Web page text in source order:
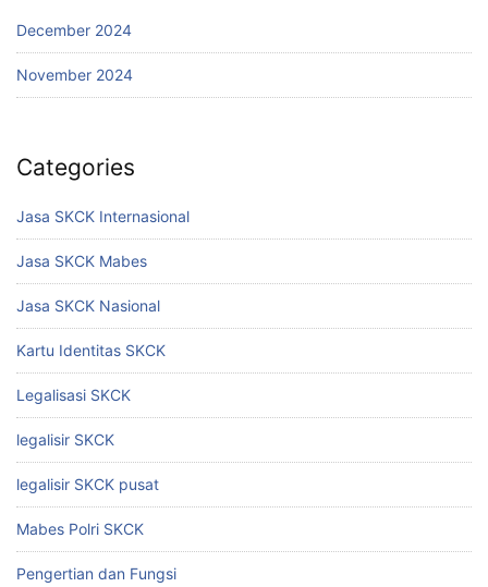
December 2024
November 2024
Categories
Jasa SKCK Internasional
Jasa SKCK Mabes
Jasa SKCK Nasional
Kartu Identitas SKCK
Legalisasi SKCK
legalisir SKCK
legalisir SKCK pusat
Mabes Polri SKCK
Pengertian dan Fungsi